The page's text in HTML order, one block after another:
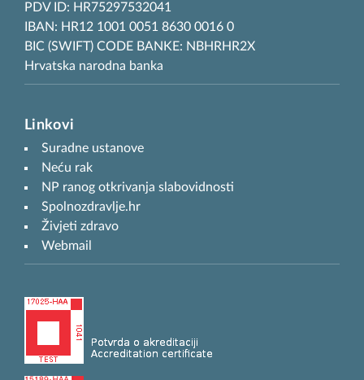
PDV ID: HR75297532041
IBAN: HR12 1001 0051 8630 0016 0
BIC (SWIFT) CODE BANKE: NBHRHR2X
Hrvatska narodna banka
Linkovi
Suradne ustanove
Neću rak
NP ranog otkrivanja slabovidnosti
Spolnozdravlje.hr
Živjeti zdravo
Webmail